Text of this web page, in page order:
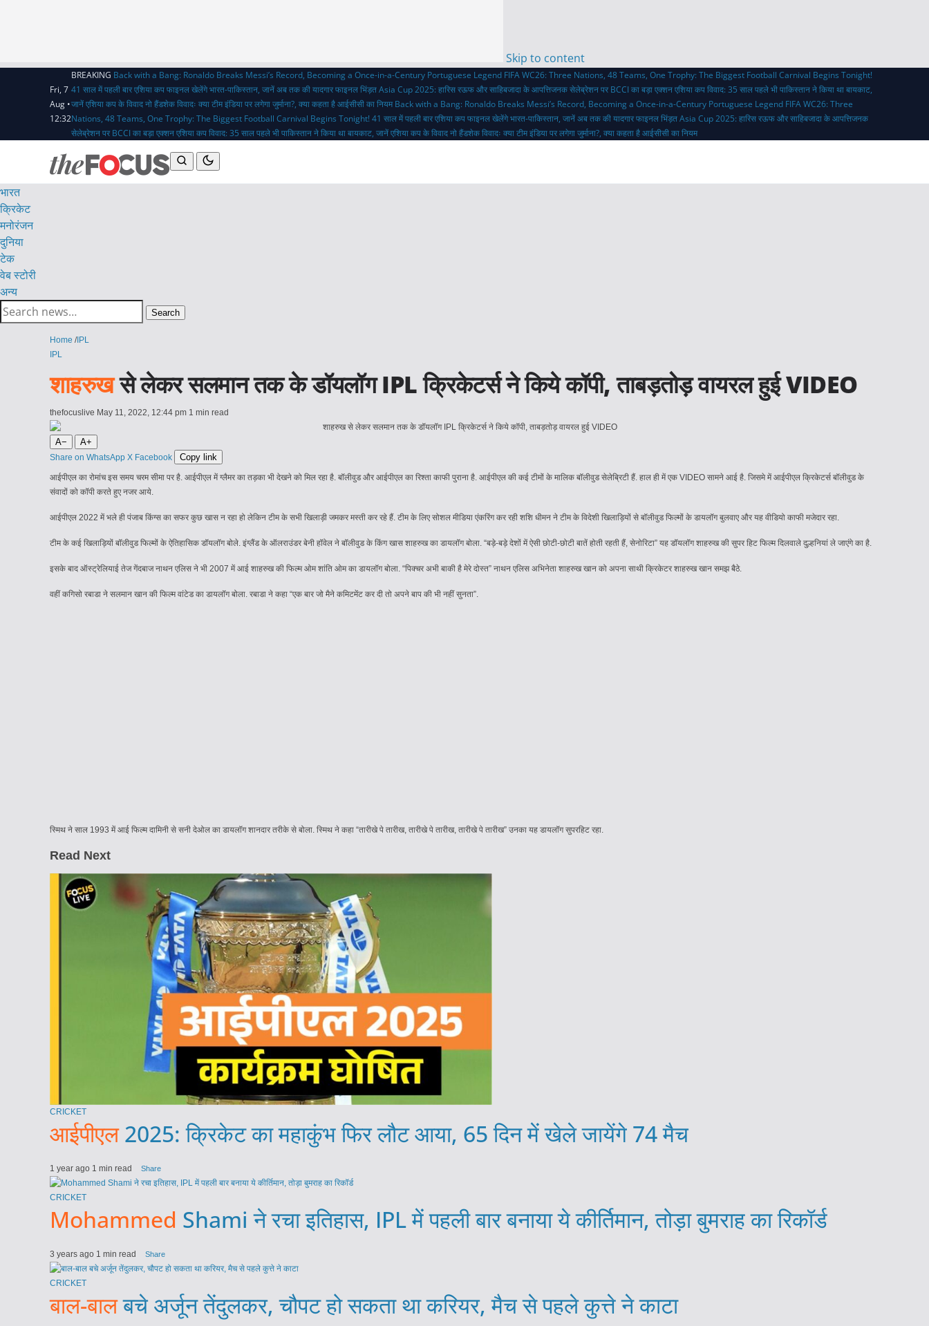
Skip to content
Fri, 7
Aug •
12:32
BREAKING Back with a Bang: Ronaldo Breaks Messi’s Record, Becoming a Once-in-a-Century Portuguese Legend FIFA WC26: Three Nations, 48 Teams, One Trophy: The Biggest Football Carnival Begins Tonight!
41 साल में पहली बार एशिया कप फाइनल खेलेंगे भारत-पाकिस्तान, जानें अब तक की यादगार फाइनल भिंड़तAsia Cup 2025: हारिस रऊफ और साहिबजादा के आपत्तिजनक सेलेब्रेशन पर BCCI का बड़ा एक्शनएशिया कप विवाद: 35 साल पहले भी पाकिस्तान ने किया था बायकाट,
जानें एशिया कप के विवादनो हैंडशेक विवादः क्या टीम इंडिया पर लगेगा जुर्माना?, क्या कहता है आईसीसी का नियम Back with a Bang: Ronaldo Breaks Messi’s Record, Becoming a Once-in-a-Century Portuguese Legend FIFA WC26: Three
Nations, 48 Teams, One Trophy: The Biggest Football Carnival Begins Tonight! 41 साल में पहली बार एशिया कप फाइनल खेलेंगे भारत-पाकिस्तान, जानें अब तक की यादगार फाइनल भिंड़तAsia Cup 2025: हारिस रऊफ और साहिबजादा के आपत्तिजनक
सेलेब्रेशन पर BCCI का बड़ा एक्शनएशिया कप विवाद: 35 साल पहले भी पाकिस्तान ने किया था बायकाट, जानें एशिया कप के विवादनो हैंडशेक विवादः क्या टीम इंडिया पर लगेगा जुर्माना?, क्या कहता है आईसीसी का नियम
भारत
क्रिकेट
मनोरंजन
दुनिया
टेक
वेब स्टोरी
अन्य
Search
for:
Search
Home /IPL
IPL
शाहरुखसे लेकर सलमान तक के डॉयलॉग IPL क्रिकेटर्स ने किये कॉपी, ताबड़तोड़ वायरल हुई VIDEO
thefocuslive May 11, 2022, 12:44 pm 1 min read
A− A+
Share on WhatsApp X Facebook Copy link
आईपीएल का रोमांच इस समय चरम सीमा पर है. आईपीएल में ग्लैमर का तड़का भी देखने को मिल रहा है. बॉलीवुड और आईपीएल का रिश्ता काफी पुराना है. आईपीएल की कई टीमों के मालिक बॉलीवुड सेलेब्रिटी हैं. हाल ही में एक VIDEO सामने आई है. जिसमे में आईपीएल क्रिकेटर्स बॉलीवुड के
संवादों को कॉपी करते हुए नजर आये.
आईपीएल 2022 में भले ही पंजाब किंग्स का सफर कुछ खास न रहा हो लेकिन टीम के सभी खिलाड़ी जमकर मस्ती कर रहे हैं. टीम के लिए सोशल मीडिया एंकरिंग कर रही शशि धीमन ने टीम के विदेशी खिलाड़ियों से बॉलीवुड फिल्मों के डायलॉग बुलवाए और यह वीडियो काफी मजेदार रहा.
टीम के कई खिलाड़ियों बॉलीवुड फिल्मों के ऐतिहासिक डॉयलॉग बोले. इंग्लैंड के ऑलराउंडर बेनी हॉवेल ने बॉलीवुड के किंग खास शाहरुख का डायलॉग बोला. “बड़े-बड़े देशों में ऐसी छोटी-छोटी बातें होती रहती हैं, सेनोरिटा” यह डॉयलॉग शाहरुख की सुपर हिट फिल्म दिलवाले दुल्हनियां ले जाएंगे का है.
इसके बाद ऑस्ट्रेलियाई तेज गेंदबाज नाथन एलिस ने भी 2007 में आई शाहरुख की फिल्म ओम शांति ओम का डायलॉग बोला. “पिक्चर अभी बाकी है मेरे दोस्त” नाथन एलिस अभिनेता शाहरुख खान को अपना साथी क्रिकेटर शाहरुख खान समझ बैठे.
वहीं कगिसो रबाडा ने सलमान खान की फिल्म वांटेड का डायलॉग बोला. रबाडा ने कहा “एक बार जो मैने कमिटमेंट कर दी तो अपने बाप की भी नहीं सुनता”.
स्मिथ ने साल 1993 में आई फिल्म दामिनी से सनी देओल का डायलॉग शानदार तरीके से बोला. स्मिथ ने कहा “तारीखे पे तारीख, तारीखे पे तारीख, तारीखे पे तारीख” उनका यह डायलॉग सुपरहिट रहा.
Read Next
CRICKET
आईपीएल2025: क्रिकेट का महाकुंभ फिर लौट आया, 65 दिन में खेले जायेंगे 74 मैच
1 year ago 1 min read Share
CRICKET
Mohammed Shami ने रचा इतिहास, IPL में पहली बार बनाया ये कीर्तिमान, तोड़ा बुमराह का रिकॉर्ड
3 years ago 1 min read Share
CRICKET
बाल-बालबचे अर्जून तेंदुलकर, चौपट हो सकता था करियर, मैच से पहले कुत्ते ने काटा